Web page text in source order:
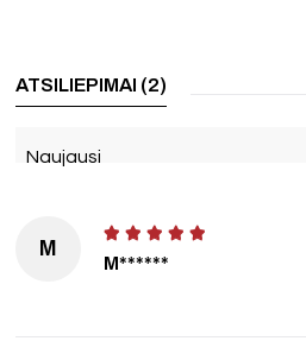
ATSILIEPIMAI (2)
Naujausi
M
M******